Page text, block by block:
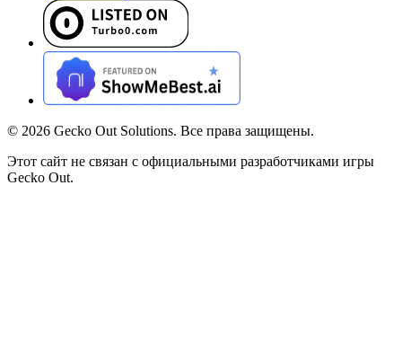
© 2026 Gecko Out Solutions. Все права защищены.
Этот сайт не связан с официальными разработчиками игры
Gecko Out.